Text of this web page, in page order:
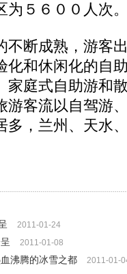
为５６００人次
断成熟，游客
化和休闲化的自
家庭式自助游和
游客流以自驾游
多，兰州、天水
2011-01-24
2011-01-08
沸腾的冰雪之都 2011-01-